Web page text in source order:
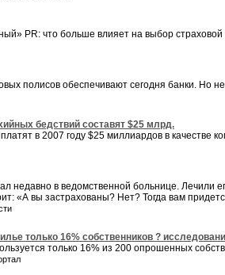
PR: что больше влияет на выбор
полисов обеспечивают сегодня банки. Но
бедствий составят $25 млрд.
в 2007 году $25 миллиардов в качестве
недавно в ведомственной больнице. Лечили
«А вы застрахованы? Нет? Тогда вам
только 16% собственников ?
только 16% из 200 опрошенных